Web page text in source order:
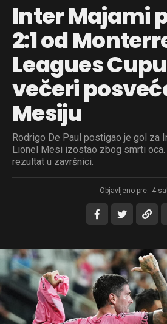
Inter Majami
2:1 od
Leagues
večeri
Mesiju
Rodrigo De Paul postigao je gol za
Lionel Mesi izostao zbog smrti
rezultat u završnici.
Objavljeno pre: 4